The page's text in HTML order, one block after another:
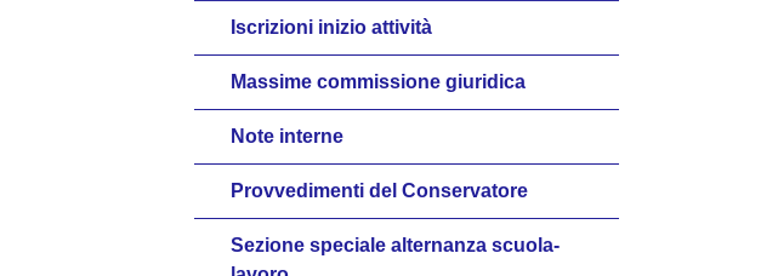
Iscrizioni inizio attività
Massime commissione giuridica
Note interne
Provvedimenti del Conservatore
Sezione speciale alternanza scuola-